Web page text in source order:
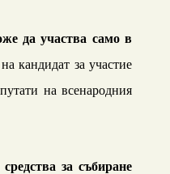
еда участва само в
кандидат за участие
на всенародния
за събиране